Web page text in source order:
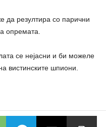
да резултира со парични
опремата.
се нејасни и би можеле
вистинските шпиони.